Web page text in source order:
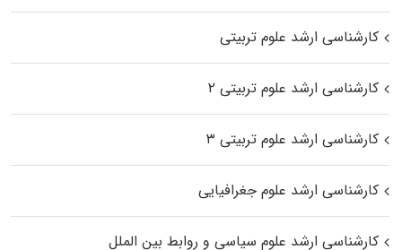
کارشناسی ارشد علوم تربیتی
کارشناسی ارشد علوم تربیتی ۲
کارشناسی ارشد علوم تربیتی ۳
کارشناسی ارشد علوم جغرافیایی
کارشناسی ارشد علوم سیاسی و روابط بین الملل